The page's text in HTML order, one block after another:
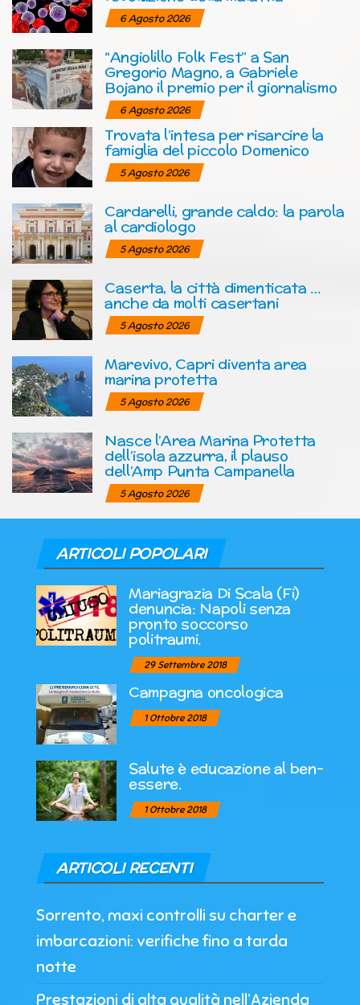
6 Agosto 2026
“Angiolillo Folk Fest” a San
Gregorio Magno, a Gabriele
Bojano il premio per il giornalismo
6 Agosto 2026
Trovata l’intesa per risarcire la
famiglia del piccolo Domenico
5 Agosto 2026
Cardarelli, grande caldo: la parola
al cardiologo
5 Agosto 2026
Caserta, la città dimenticata …
anche da molti casertani
5 Agosto 2026
Marevivo, Capri diventa area
marina protetta
5 Agosto 2026
Nasce l’Area Marina Protetta
dell’isola azzurra, il plauso
dell’Amp Punta Campanella
5 Agosto 2026
ARTICOLI POPOLARI
Mariagrazia Di Scala (Fi)
denuncia: Napoli senza
pronto soccorso
politraumi.
29 Settembre 2018
Campagna oncologica
1 Ottobre 2018
Salute è educazione al ben-
essere.
1 Ottobre 2018
ARTICOLI RECENTI
Sorrento, maxi controlli su charter e
imbarcazioni: verifiche fino a tarda
notte
Prestazioni di alta qualità nell’Azienda